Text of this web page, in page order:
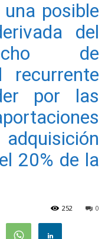
una posible
del
de
recurrente
por las
20% de la
0
252